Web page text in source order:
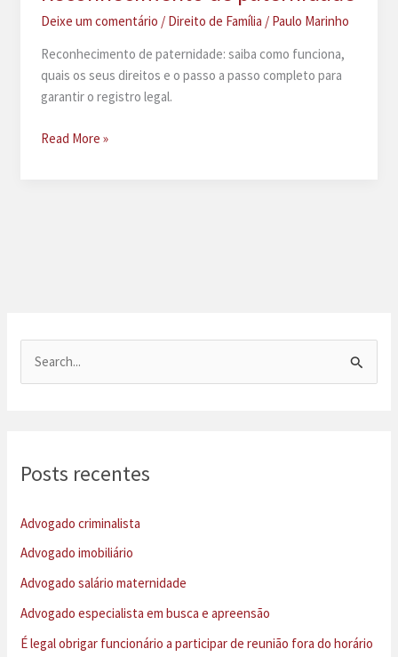
Deixe um comentário / Direito de Família / Paulo Marinho
Reconhecimento de paternidade: saiba como funciona,
quais os seus direitos e o passo a passo completo para
garantir o registro legal.
Reconhecimento
Read More »
i
p
o
r
Posts recentes
Advogado criminalista
Advogado imobiliário
Advogado salário maternidade
Advogado especialista em busca e apreensão
É legal obrigar funcionário a participar de reunião fora do horário